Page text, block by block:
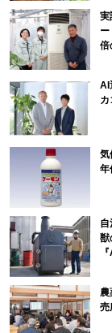
実
倍
AI
気
年
獣
農
売